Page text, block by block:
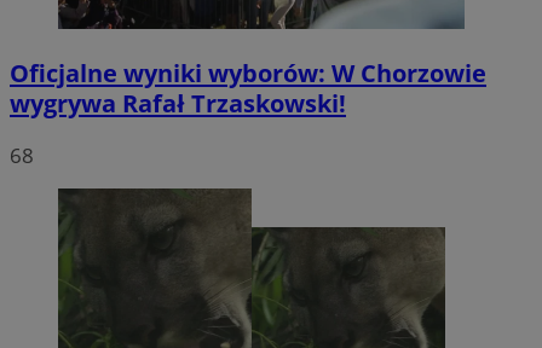
Oficjalne wyniki wyborów: W Chorzowie
wygrywa Rafał Trzaskowski!
68